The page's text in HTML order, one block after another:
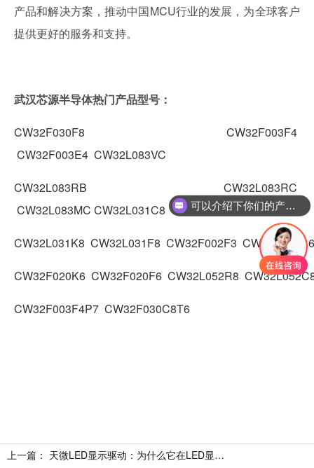
产品和解决方案，推动中国MCU行业的发展，为全球客户
提供更好的服务和支持。
武汉芯源半导体热门产品型号：
CW32F030F8
CW32F003F4
CW32F003E4 CW32L083VC
CW32L083RB
CW32L083RC
CW32L083MC CW32L031C8
CW32L031K8 CW32L031F8 CW32F002F3
CW32F020K6 CW32F020F6 CW32L052R8
CW32F003F4P7 CW32F030C8T6
上一篇：
天微LED显示驱动：为什么它在LED显示屏中如此重要？
可以介绍下你们的产品么